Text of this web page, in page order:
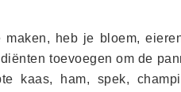
maken, heb je bloem,
toevoegen om de
kaas, ham, spek,